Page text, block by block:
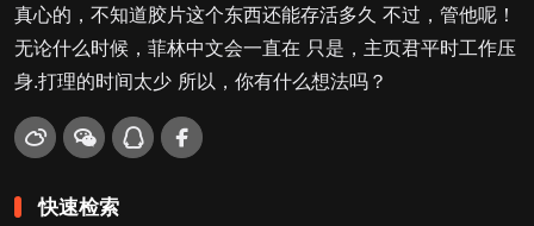
真心的，不知道胶片这个东西还能存活多久 不过，管他呢！
无论什么时候，菲林中文会一直在 只是，主页君平时工作压
身.打理的时间太少 所以，你有什么想法吗？
快速检索